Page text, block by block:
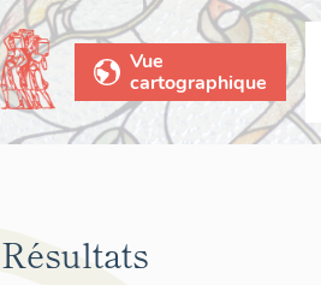
Vue
cartographique
Résultats